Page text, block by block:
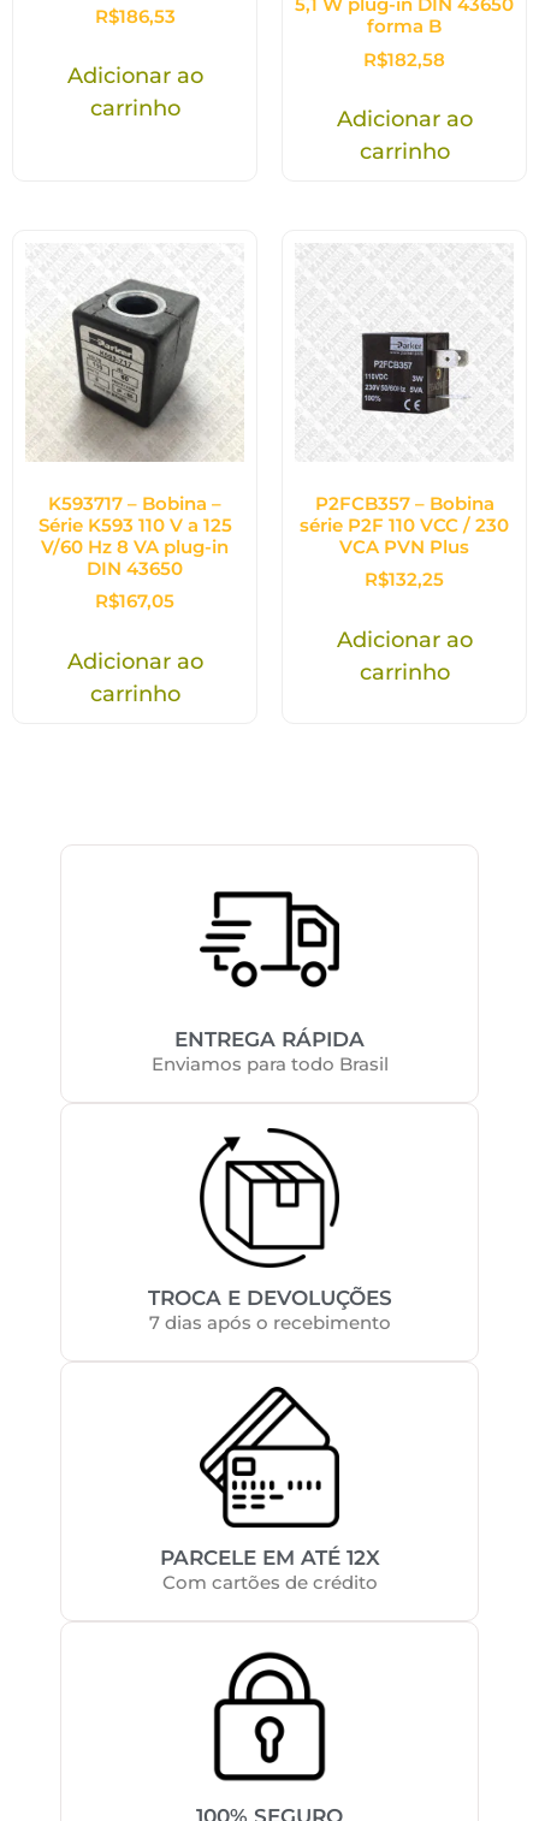
R$186,53
Adicionar ao
carrinho
5,1 W plug-in DIN 43650
forma B
R$182,58
Adicionar ao
carrinho
K593717 – Bobina –
Série K593 110 V a 125
V/60 Hz 8 VA plug-in
DIN 43650
R$167,05
Adicionar ao
carrinho
P2FCB357 – Bobina
série P2F 110 VCC / 230
VCA PVN Plus
R$132,25
Adicionar ao
carrinho
ENTREGA RÁPIDA
Enviamos para todo Brasil
TROCA E DEVOLUÇÕES
7 dias após o recebimento
PARCELE EM ATÉ 12X
Com cartões de crédito
100% SEGURO